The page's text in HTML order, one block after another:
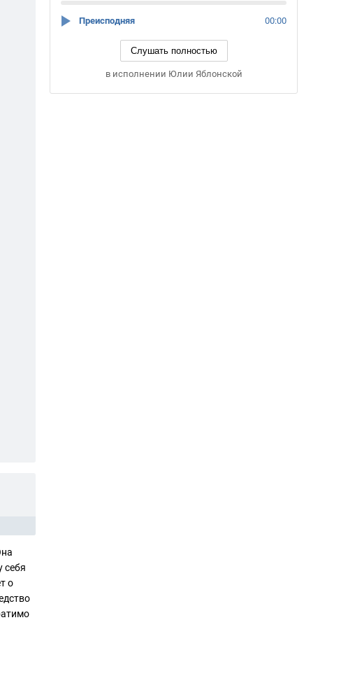
00:00
Преисподняя
Слушать полностью
в исполнении Юлии Яблонской
себя
о